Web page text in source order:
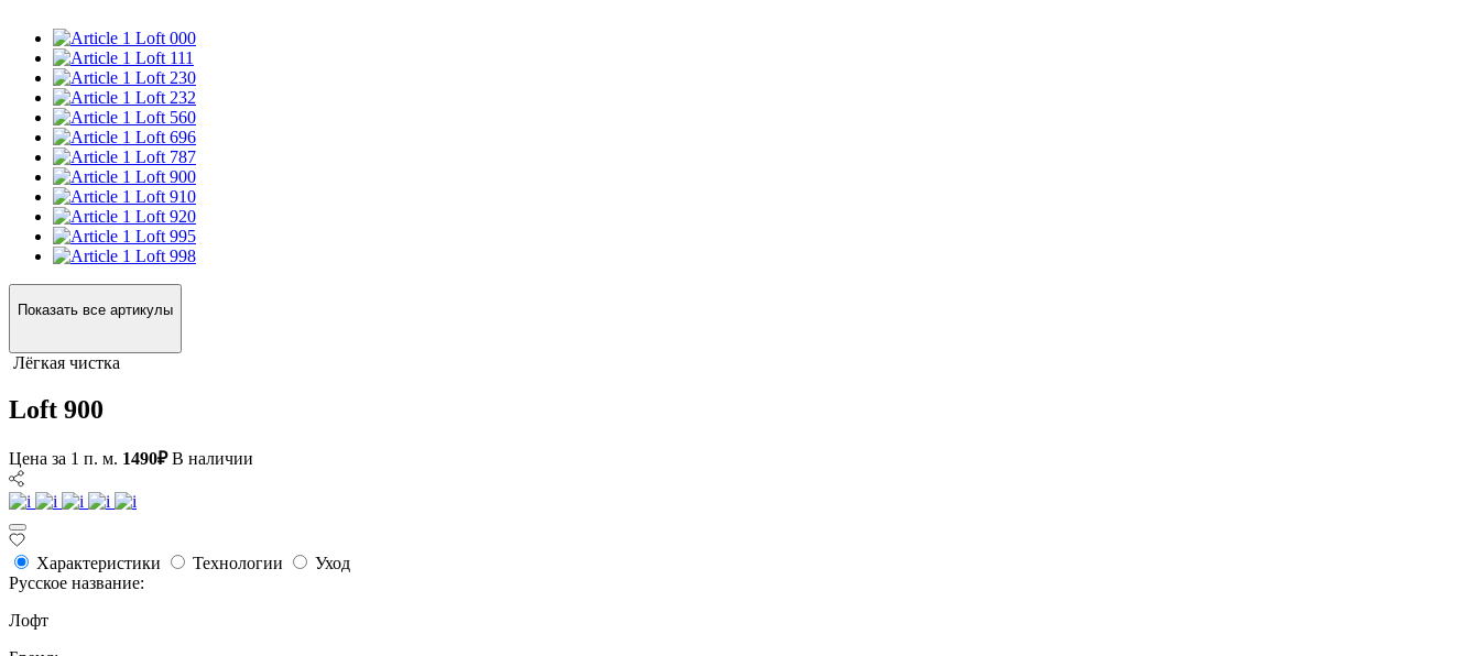
Loft 000
Loft 111
Loft 230
Loft 232
Loft 560
Loft 696
Loft 787
Loft 900
Loft 910
Loft 920
Loft 995
Loft 998
Показать все артикулы
Лёгкая чистка
Loft 900
Цена за 1 п. м. 1490₽ В наличии
Характеристики Технологии
Уход
Русское название:
Лофт